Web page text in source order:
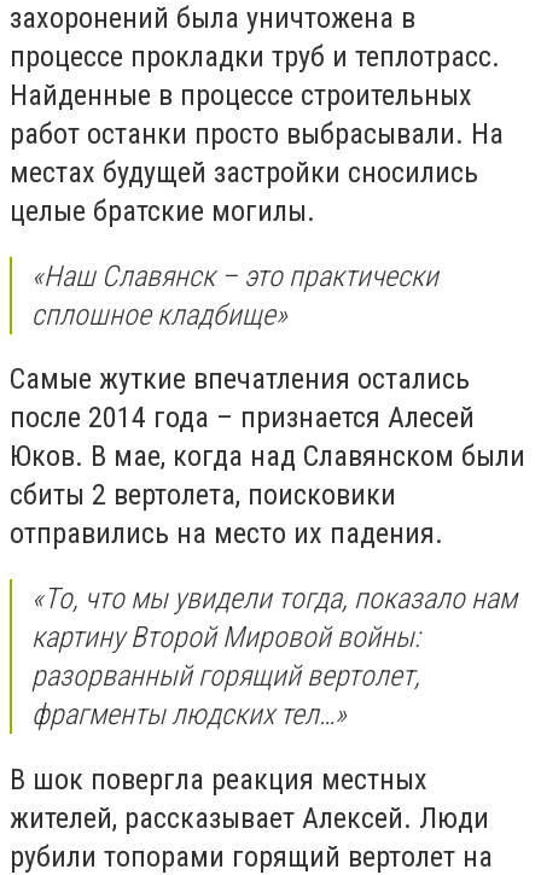
захоронений была уничтожена в
процессе прокладки труб и теплотрасс.
Найденные в процессе строительных
работ останки просто выбрасывали. На
местах будущей застройки сносились
целые братские могилы.
«Наш Славянск – это практически
сплошное кладбище»
Самые жуткие впечатления остались
после 2014 года – признается Алесей
Юков. В мае, когда над Славянском были
сбиты 2 вертолета, поисковики
отправились на место их падения.
«То, что мы увидели тогда, показало нам
картину Второй Мировой войны:
разорванный горящий вертолет,
фрагменты людских тел…»
В шок повергла реакция местных
жителей, рассказывает Алексей. Люди
рубили топорами горящий вертолет на